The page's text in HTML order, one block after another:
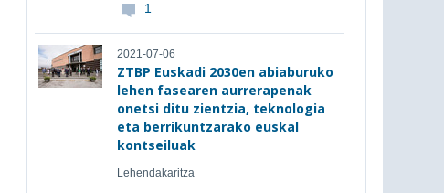
1
2021-07-06
ZTBP Euskadi 2030en abiaburuko
lehen fasearen aurrerapenak
onetsi ditu zientzia, teknologia
eta berrikuntzarako euskal
kontseiluak
Lehendakaritza